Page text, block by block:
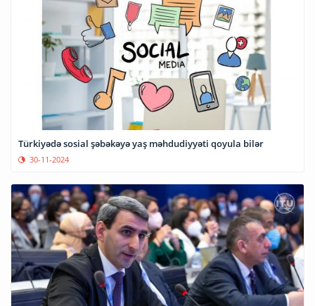
Türkiyədə sosial şəbəkəyə yaş məhdudiyyəti qoyula bilər
30-11-2024